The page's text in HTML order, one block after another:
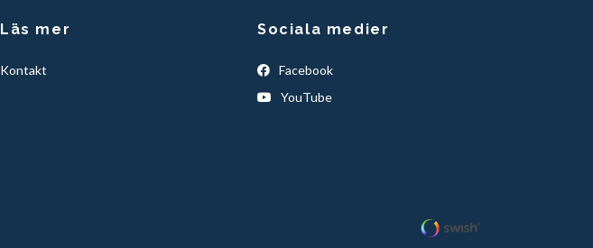
Läs mer
Kontakt
Sociala medier
Facebook
YouTube